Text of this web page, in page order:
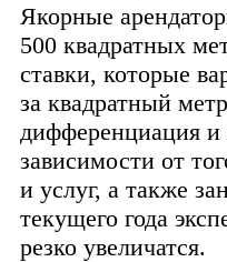
Якорные
500 квадратных
ставки, которые
за квадратный
дифференциация
зависимости от
и услуг, а также
текущего года
резко увеличатся.